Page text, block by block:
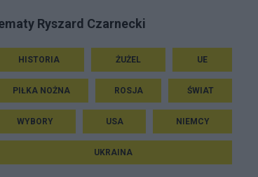
Ryszard Czarnecki
HISTORIA ŻUŻEL UE
PIŁKA NOŻNA ROSJA ŚWIAT
WYBORY USA NIEMCY
UKRAINA